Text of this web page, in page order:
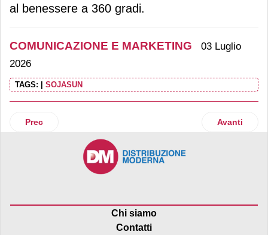
al benessere a 360 gradi.
COMUNICAZIONE E MARKETING
03 Luglio
2026
TAGS: SOJASUN
Articolo precedente: DimmidiSì continua la sua estate a
Prec Articolo
Avanti
Chi siamo
Contatti